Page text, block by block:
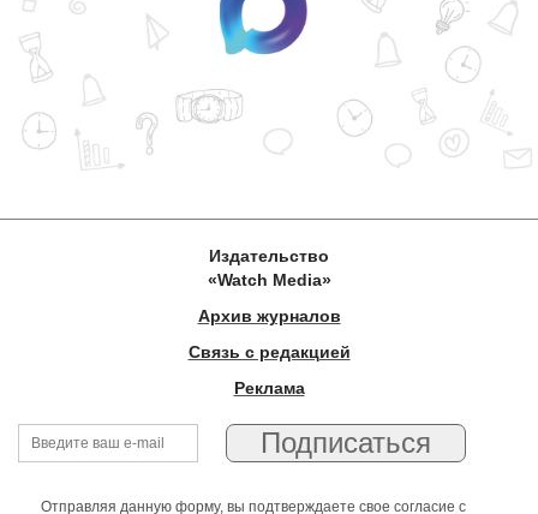
Издательство
«Watch Media»
Архив журналов
Связь с редакцией
Реклама
Отправляя данную форму, вы подтверждаете свое согласие с